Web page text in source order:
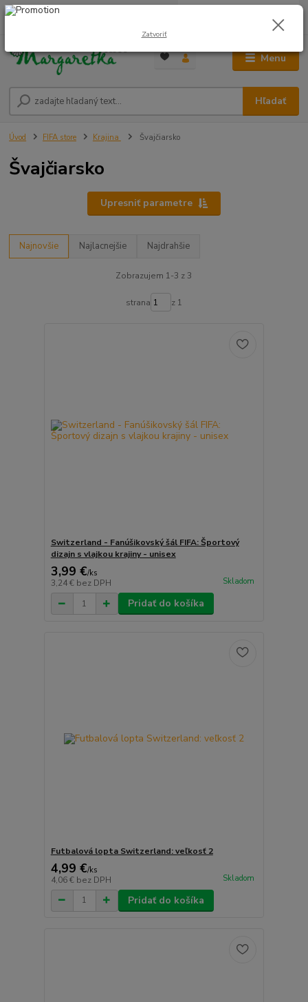
Menu
Hľadať
0948 236 042
0,00 €
Úvod FIFA store Krajina Švajčiarsko
Švajčiarsko
Upresniť parametre
Najnovšie Najlacnejšie Najdrahšie
Zobrazujem 1-3 z 3
strana z 1
Switzerland - Fanúšikovský šál FIFA: Športový
dizajn s vlajkou krajiny - unisex
3,99 €/ks
3,24 € bez DPH Skladom
Pridať do košíka
Futbalová lopta Switzerland: veľkosť 2
4,99 €/ks
4,06 € bez DPH Skladom
Pridať do košíka
Zatvoriť